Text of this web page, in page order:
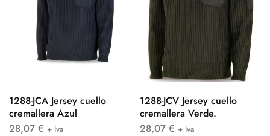
1288-JCA Jersey cuello
cremallera Azul
28,07 € + iva
1288-JCV Jersey cuello
cremallera Verde.
28,07 € + iva